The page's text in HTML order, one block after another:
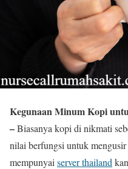
Kegunaan Minum Kopi
–Biasanya kopi di nikmati
nilai berfungsi untuk
mempunyai server thailand